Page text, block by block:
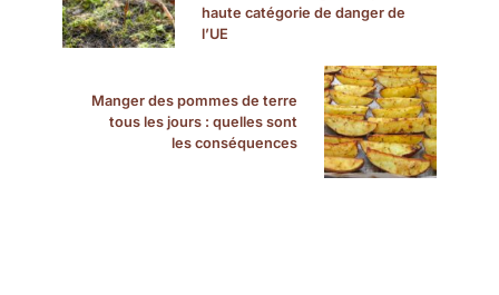
haute catégorie de danger de
l’UE
Manger des pommes de terre
tous les jours : quelles sont
les conséquences